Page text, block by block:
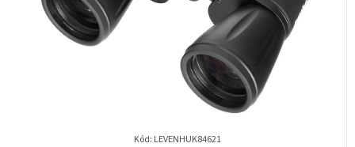
Kód: LEVENHUK84621